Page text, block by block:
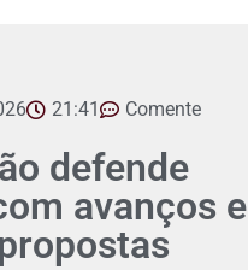
21:41 Comente
defende
avanços e